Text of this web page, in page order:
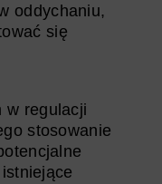
oddychaniu,
się
w regulacji
stosowanie